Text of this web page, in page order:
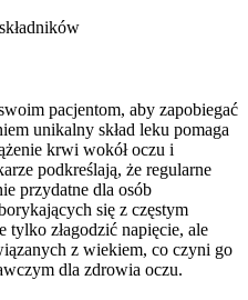
pacjentom, aby zapobiegać
unikalny skład leku pomaga
krwi wokół oczu i
podkreślają, że regularne
przydatne dla osób
się z częstym
tylko złagodzić napięcie, ale
z wiekiem, co czyni go
dla zdrowia oczu.